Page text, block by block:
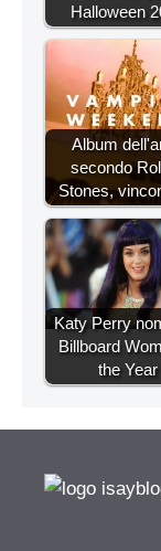
Halloween
Album
secondo
Stones,
Katy Perry
Billboard
the Year